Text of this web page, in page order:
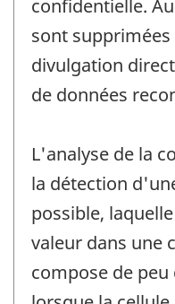
confidentielle.
sont
divulgation
de données
L'analyse de la
la détection
possible,
valeur dans une
compose de